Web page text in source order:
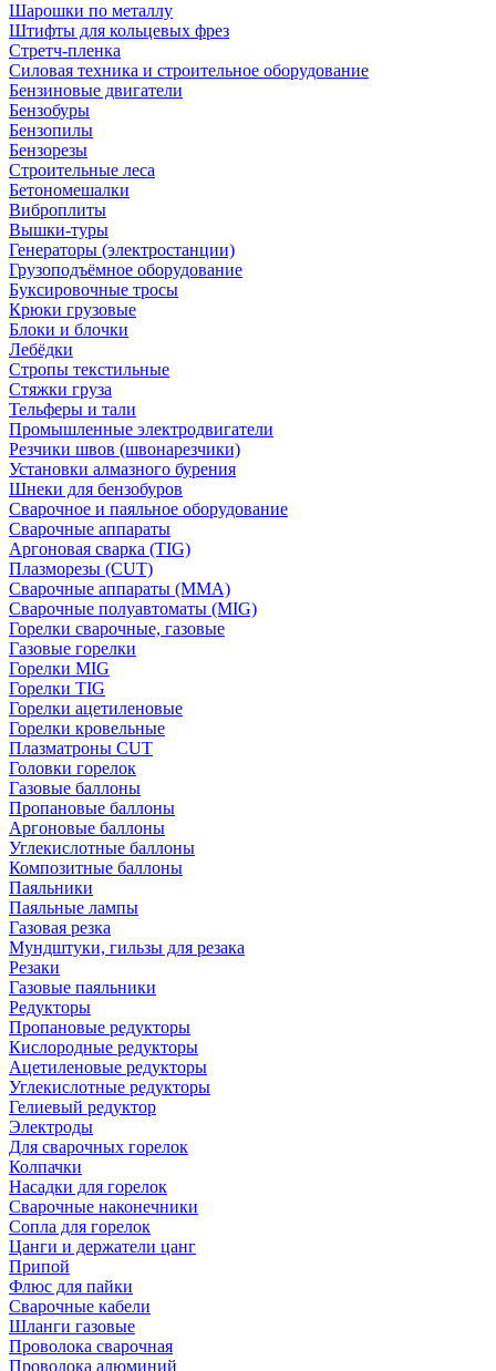
Шарошки по металлу
Штифты для кольцевых фрез
Стретч-пленка
Силовая техника и строительное оборудование
Бензиновые двигатели
Бензобуры
Бензопилы
Бензорезы
Строительные леса
Бетономешалки
Виброплиты
Вышки-туры
Генераторы (электростанции)
Грузоподъёмное оборудование
Буксировочные тросы
Крюки грузовые
Блоки и блочки
Лебёдки
Стропы текстильные
Стяжки груза
Тельферы и тали
Промышленные электродвигатели
Резчики швов (швонарезчики)
Установки алмазного бурения
Шнеки для бензобуров
Сварочное и паяльное оборудование
Сварочные аппараты
Аргоновая сварка (TIG)
Плазморезы (CUT)
Сварочные аппараты (MMA)
Сварочные полуавтоматы (MIG)
Горелки сварочные, газовые
Газовые горелки
Горелки MIG
Горелки TIG
Горелки ацетиленовые
Горелки кровельные
Плазматроны CUT
Головки горелок
Газовые баллоны
Пропановые баллоны
Аргоновые баллоны
Углекислотные баллоны
Композитные баллоны
Паяльники
Паяльные лампы
Газовая резка
Мундштуки, гильзы для резака
Резаки
Газовые паяльники
Редукторы
Пропановые редукторы
Кислородные редукторы
Ацетиленовые редукторы
Углекислотные редукторы
Гелиевый редуктор
Электроды
Для сварочных горелок
Колпачки
Насадки для горелок
Сварочные наконечники
Сопла для горелок
Цанги и держатели цанг
Припой
Флюс для пайки
Сварочные кабели
Шланги газовые
Проволока сварочная
Проволока алюминий